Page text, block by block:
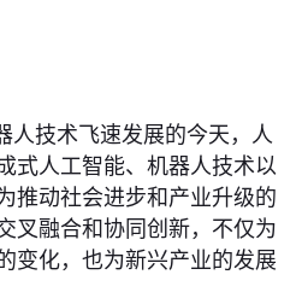
人技术飞速发展的今天，人
式人工智能、机器人技术以
推动社会进步和产业升级的
叉融合和协同创新，不仅为
变化，也为新兴产业的发展